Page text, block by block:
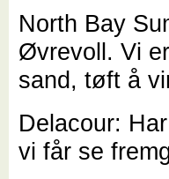
North Bay
Øvrevoll. Vi
sand, tøft å
Delacour:
vi får se